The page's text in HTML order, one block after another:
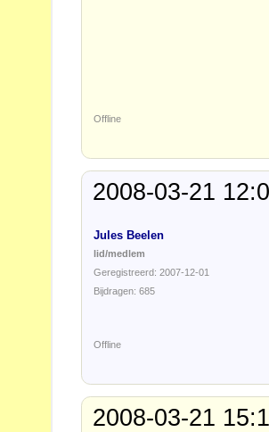
Offline
2008-03-21
Jules Beelen
lid/medlem
Geregistreerd: 2007-12-01
Bijdragen: 685
Offline
2008-03-21